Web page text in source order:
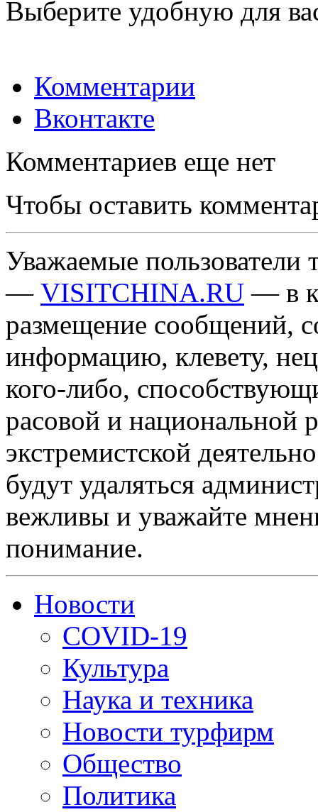
Выберите удобную для
Комментарии
Вконтакте
Комментариев еще нет
Чтобы оставить
Уважаемые пользователи
— VISITCHINA.RU — в
размещение сообщений,
информацию, клевету,
кого-либо,
расовой и национальной
экстремистской
будут удаляться
вежливы и уважайте
понимание.
Новости
COVID-19
Культура
Наука и техника
Новости турфирм
Общество
Политика